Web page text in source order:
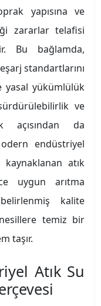
yapısına ve
zararlar telafisi
Bu bağlamda,
standartlarını
yasal yükümlülük
ve
açısından da
endüstriyel
atık
uygun arıtma
kalite
temiz bir
taşır.
Atık Su